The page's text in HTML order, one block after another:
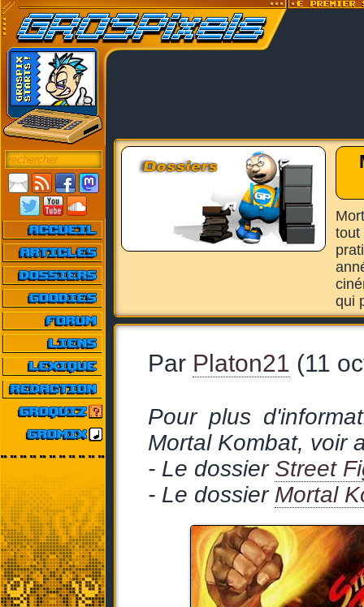
qui
Par Platon21 (11
Pour plus
Mortal Kombat, voir
- Le dossier Street
- Le dossier Mortal